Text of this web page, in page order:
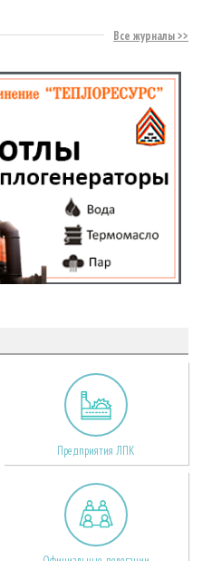
Все журналы
Предприятия ЛПК